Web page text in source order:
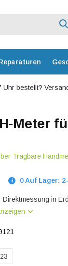
bestellt?
Meter
Tragbare
0 Auf Lager:
Direktmessung in